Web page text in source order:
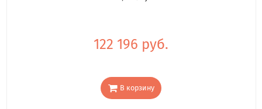
122 196 руб.
В корзину